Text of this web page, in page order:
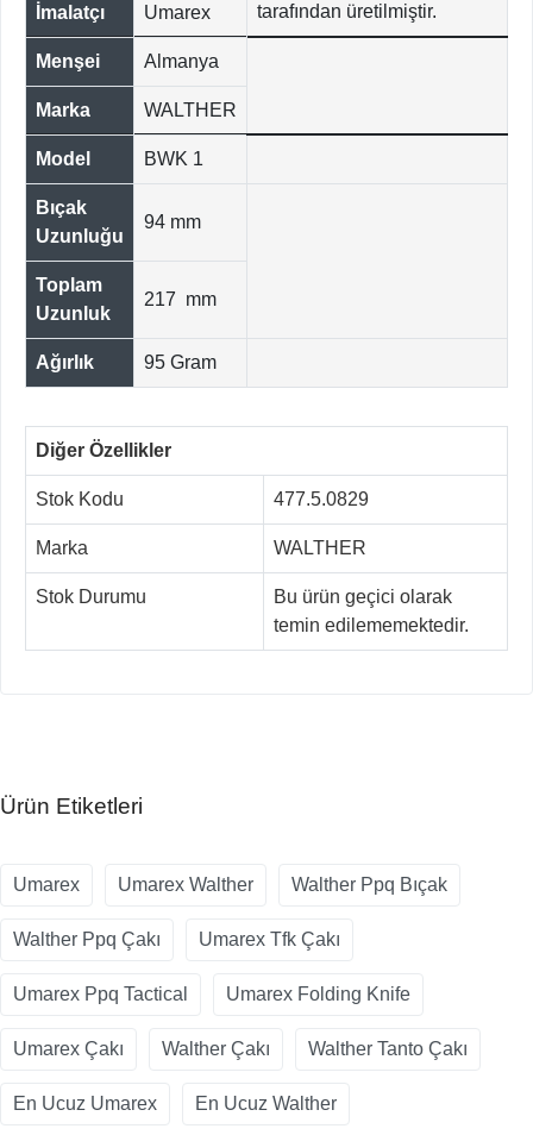
İmalatçı Umarex
tarafından üretilmiştir.
Menşei Almanya
Marka WALTHER
Model BWK 1
Bıçak
Uzunluğu
94 mm
Toplam
Uzunluk
217 mm
Ağırlık 95 Gram
Diğer Özellikler
Stok Kodu 477.5.0829
Marka WALTHER
Stok Durumu
Bu ürün geçici olarak
temin edilememektedir.
Ürün Etiketleri
Umarex Umarex Walther Walther Ppq Bıçak
Walther Ppq Çakı Umarex Tfk Çakı
Umarex Ppq Tactical Umarex Folding Knife
Umarex Çakı Walther Çakı Walther Tanto Çakı
En Ucuz Umarex En Ucuz Walther